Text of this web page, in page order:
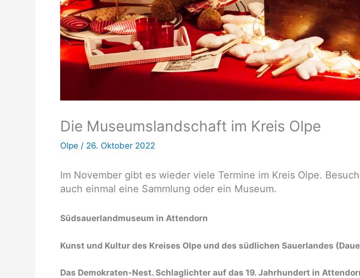
Die Museumslandschaft im Kreis Olpe
Olpe / 26. Oktober 2022
Im November gibt es wieder viele Termine im Kreis Olpe.
auch einmal eine Sammlung oder ein Museum.
Südsauerlandmuseum in Attendorn
Kunst und Kultur des Kreises Olpe und des südlichen Sauerlandes
Das Demokraten-Nest. Schlaglichter auf das 19. Jahrhundert in